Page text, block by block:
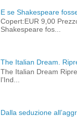
E se Shakespeare
Copert:EUR 9,00
Shakespeare fos...
The Italian Dream.
The Italian Dream
l’Ind...
Dalla seduzione